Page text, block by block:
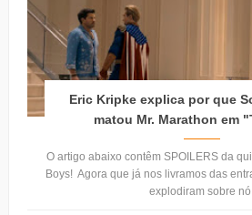
Eric Kripke explica por que
matou Mr. Marathon em
O artigo abaixo contêm SPOILERS da
Boys! Agora que já nos livramos das
explodiram sobre